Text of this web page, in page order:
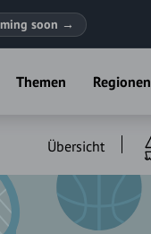
soon →
Themen Regionen
Übersicht